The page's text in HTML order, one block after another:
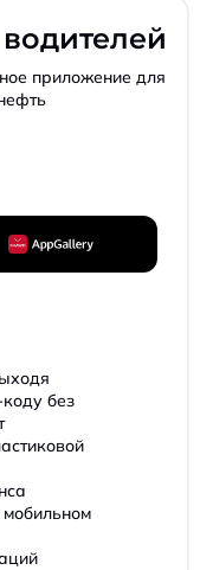
приложение для
без